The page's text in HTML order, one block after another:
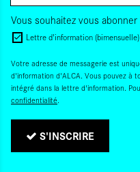
Vous souhaitez vous abonner
Lettre d'information (bimensuelle)
Votre adresse de messagerie est
d'information d'ALCA. Vous pouvez à
intégré dans la lettre d'information.
confidentialité.
S'INSCRIRE